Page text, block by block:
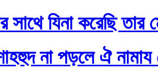
সাথে যিনা করেছি তার
না পড়লে ঐ